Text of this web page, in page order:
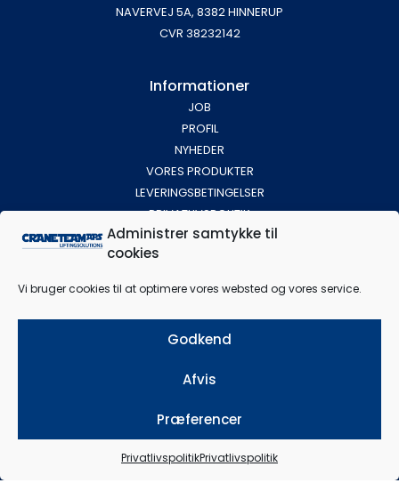
Administrer samtykke til
cookies
Vi bruger cookies til at optimere vores websted og vores service.
Godkend
Afvis
Præferencer
PrivatlivspolitikPrivatlivspolitik
NAVERVEJ 5A, 8382 HINNERUP
CVR 38232142
Informationer
JOB
PROFIL
NYHEDER
VORES PRODUKTER
LEVERINGSBETINGELSER
PRIVATLIVSPOLITIK
cookies og aktivere dette indhold